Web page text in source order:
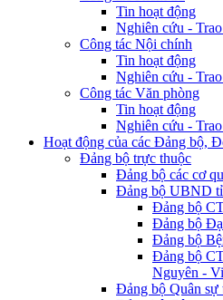
Tin hoạt động
Nghiên cứu -
Công tác Nội chính
Tin hoạt động
Nghiên cứu -
Công tác Văn phòng
Tin hoạt động
Nghiên cứu -
Hoạt động của các Đảng bộ,
Đảng bộ trực thuộc
Đảng bộ các cơ
Đảng bộ UBND
Đảng bộ
Đảng bộ
Đảng bộ
Đảng bộ
Nguyên -
Đảng bộ Quân sự